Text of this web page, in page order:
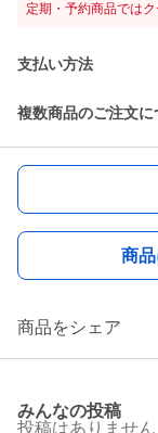
定期・予約商品では
支払い方法
複数商品のご注文に
商
商品をシェア
みんなの投稿
投稿はありません